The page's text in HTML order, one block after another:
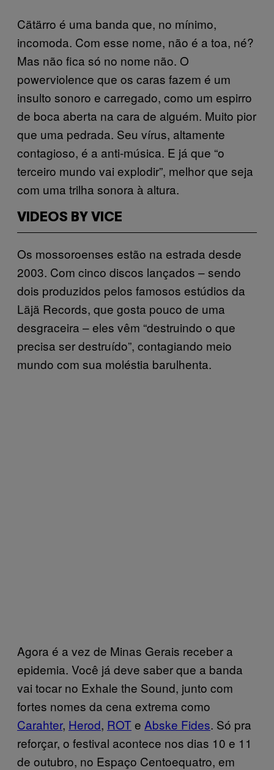
Cätärro é uma banda que, no mínimo,
incomoda. Com esse nome, não é a toa, né?
Mas não fica só no nome não. O
powerviolence que os caras fazem é um
insulto sonoro e carregado, como um espirro
de boca aberta na cara de alguém. Muito pior
que uma pedrada. Seu vírus, altamente
contagioso, é a anti-música. E já que “o
terceiro mundo vai explodir”, melhor que seja
com uma trilha sonora à altura.
VIDEOS BY VICE
Os mossoroenses estão na estrada desde
2003. Com cinco discos lançados – sendo
dois produzidos pelos famosos estúdios da
Läjä Records, que gosta pouco de uma
desgraceira – eles vêm “destruindo o que
precisa ser destruído”, contagiando meio
mundo com sua moléstia barulhenta.
Agora é a vez de Minas Gerais receber a
epidemia. Você já deve saber que a banda
vai tocar no Exhale the Sound, junto com
fortes nomes da cena extrema como
Carahter, Herod, ROTe Abske Fides. Só pra
reforçar, o festival acontece nos dias 10 e 11
de outubro, no Espaço Centoequatro, em